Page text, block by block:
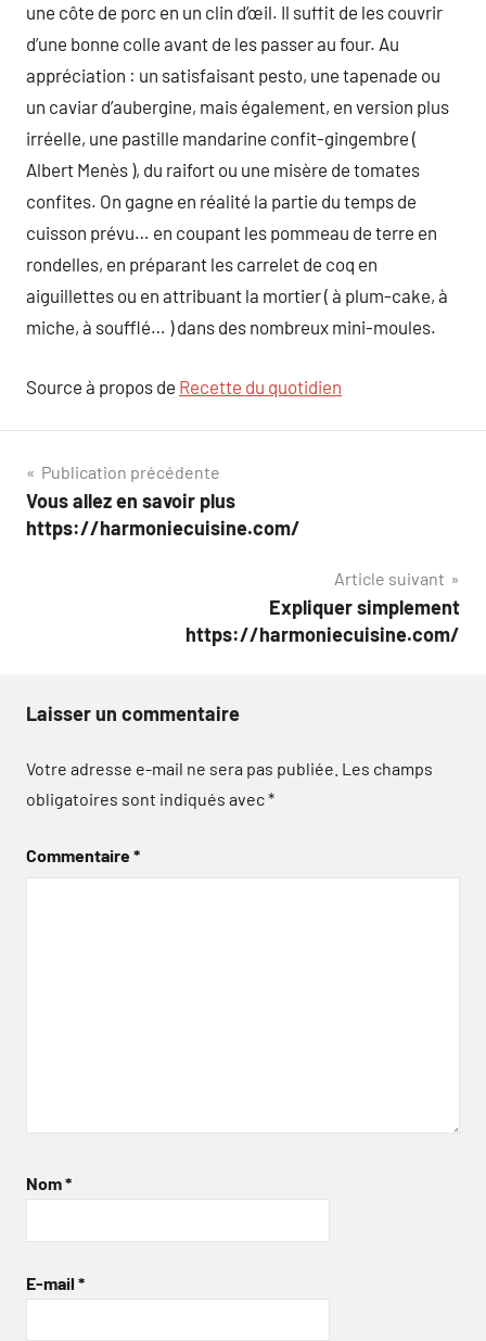
une côte de porc en un clin d’œil. Il suffit de les couvrir
d’une bonne colle avant de les passer au four. Au
appréciation : un satisfaisant pesto, une tapenade ou
un caviar d’aubergine, mais également, en version plus
irréelle, une pastille mandarine confit-gingembre (
Albert Menès ), du raifort ou une misère de tomates
confites. On gagne en réalité la partie du temps de
cuisson prévu… en coupant les pommeau de terre en
rondelles, en préparant les carrelet de coq en
aiguillettes ou en attribuant la mortier ( à plum-cake, à
miche, à soufflé… ) dans des nombreux mini-moules.
Source à propos de Recette du quotidien
Navigation
de
Publication précédente
Vous allez en savoir plus
https://harmoniecuisine.com/
Article suivant
Expliquer simplement
https://harmoniecuisine.com/
Laisser un commentaire
Votre adresse e-mail ne sera pas publiée. Les champs
obligatoires sont indiqués avec*
Commentaire*
Nom*
E-mail *